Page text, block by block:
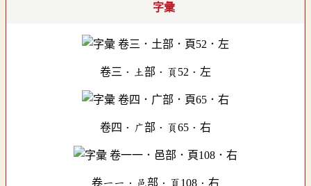
字彙
卷三．土部．頁52．左
卷四．广部．頁65．右
卷一一．邑部．頁108．右